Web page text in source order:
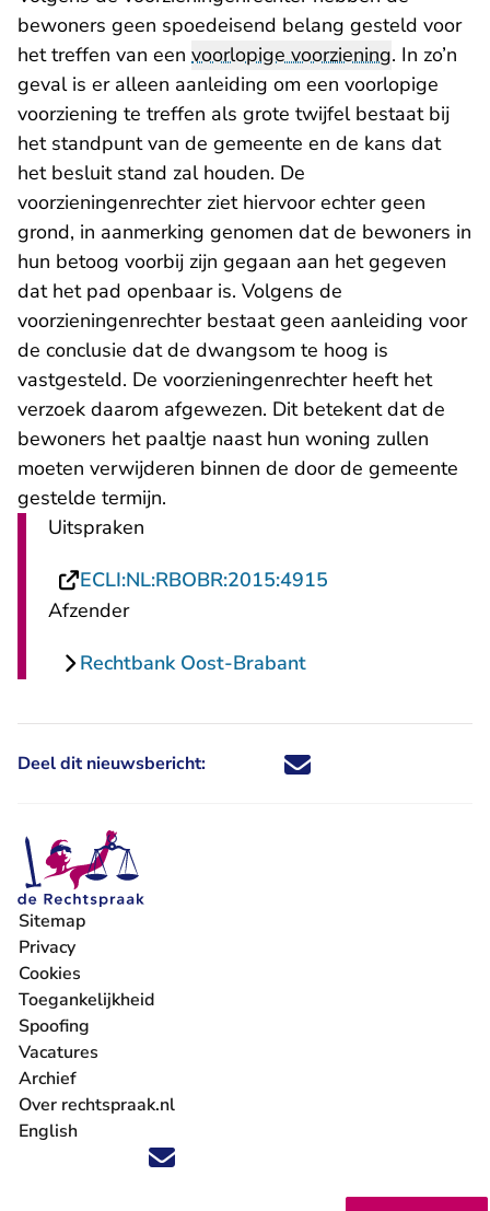
bewoners geen spoedeisend belang gesteld voor
het treffen van een voorlopige voorziening. In zo’n
geval is er alleen aanleiding om een voorlopige
voorziening te treffen als grote twijfel bestaat bij
het standpunt van de gemeente en de kans dat
het besluit stand zal houden. De
voorzieningenrechter ziet hiervoor echter geen
grond, in aanmerking genomen dat de bewoners in
hun betoog voorbij zijn gegaan aan het gegeven
dat het pad openbaar is. Volgens de
voorzieningenrechter bestaat geen aanleiding voor
de conclusie dat de dwangsom te hoog is
vastgesteld. De voorzieningenrechter heeft het
verzoek daarom afgewezen. Dit betekent dat de
bewoners het paaltje naast hun woning zullen
moeten verwijderen binnen de door de gemeente
gestelde termijn.
Uitspraken
ECLI:NL:RBOBR:2015:4915
Afzender
Rechtbank Oost-Brabant
Deel dit nieuwsbericht: Deel dit nieuwsbericht via X -
Deel dit nieuwsbericht via
Deel dit nieuwsbericht
Deel dit
Volg ons op X (Twitter) - U verlaat Rechtspraak.nl
Volg ons op Facebook - U verlaat Rechtspraak.nl
Volg ons op Instagram - U verlaat Rechtspraak.nl
Volg ons op Youtube - U verlaat Rechtspraak.nl
Volg ons op LinkedIn - U verlaat
'Blijf op de hoogte' nieuwsbrief - U verlaat
Sitemap
Privacy
Cookies
Toegankelijkheid
Spoofing
Vacatures
- U verlaat Rechtspraak.nl
Archief
Over rechtspraak.nl
English